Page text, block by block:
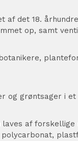
det 18.
op, samt
og grøntsager i
af